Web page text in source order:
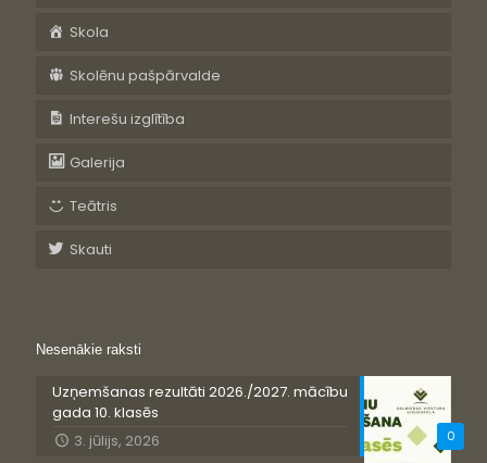
Skola
Skolēnu pašpārvalde
Interešu izglītība
Galerija
Teātris
Skauti
Nesenākie raksti
0
Uzņemšanas rezultāti 2026./2027. mācību
gada 10. klasēs
3. jūlijs, 2026